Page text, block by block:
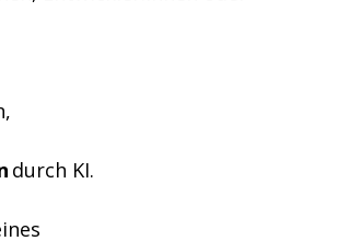
durch KI.